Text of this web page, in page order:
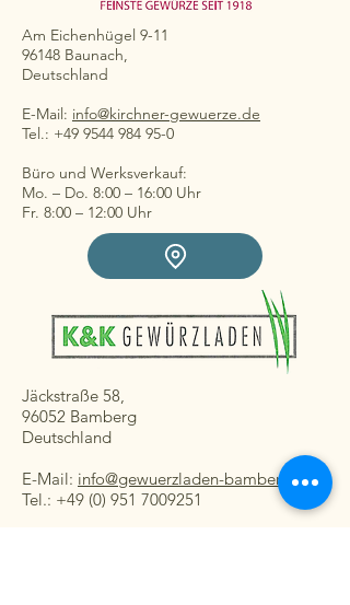
Am Eichenhügel 9-11
96148 Baunach,
Deutschland
E-Mail: info@kirchner-gewuerze.de
Tel.: +49 9544 984 95-0
Büro und Werksverkauf:
Mo. – Do. 8:00 – 16:00 Uhr
Fr. 8:00 – 12:00 Uhr
Jäckstraße 58,
96052 Bamberg
Deutschland
E-Mail: info@gewuerzladen-bamberg.de
Tel.: +49 (0) 951 7009251